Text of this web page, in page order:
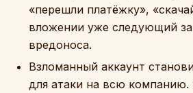
«перешли платёжку»,
вложении уже следующий
вредоноса.
Взломанный аккаунт
для атаки на всю компанию.